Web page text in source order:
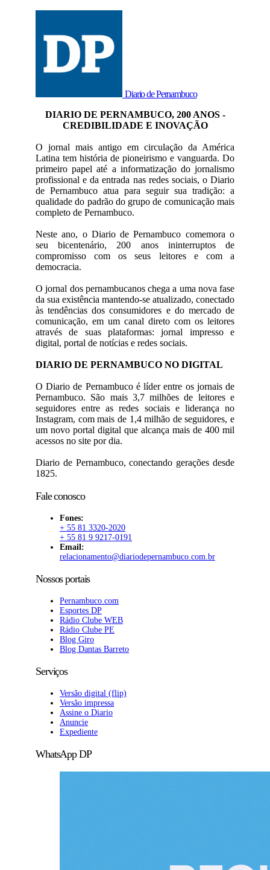
Diario de Pernambuco
DIARIO DE PERNAMBUCO, 200 ANOS -
CREDIBILIDADE E INOVAÇÃO
O jornal mais antigo em circulação da América
Latina tem história de pioneirismo e vanguarda. Do
primeiro papel até a informatização do jornalismo
profissional e da entrada nas redes sociais, o Diario
de Pernambuco atua para seguir sua tradição: a
qualidade do padrão do grupo de comunicação mais
completo de Pernambuco.
Neste ano, o Diario de Pernambuco comemora o
seu bicentenário, 200 anos ininterruptos de
compromisso com os seus leitores e com a
democracia.
O jornal dos pernambucanos chega a uma nova fase
da sua existência mantendo-se atualizado, conectado
às tendências dos consumidores e do mercado de
comunicação, em um canal direto com os leitores
através de suas plataformas: jornal impresso e
digital, portal de notícias e redes sociais.
DIARIO DE PERNAMBUCO NO DIGITAL
O Diario de Pernambuco é líder entre os jornais de
Pernambuco. São mais 3,7 milhões de leitores e
seguidores entre as redes sociais e liderança no
Instagram, com mais de 1,4 milhão de seguidores, e
um novo portal digital que alcança mais de 400 mil
acessos no site por dia.
Diario de Pernambuco, conectando gerações desde
1825.
Fale conosco
Fones:
+ 55 81 3320-2020
+ 55 81 9 9217-0191
Email:
relacionamento@diariodepernambuco.com.br
Nossos portais
Pernambuco.com
Esportes DP
Rádio Clube WEB
Rádio Clube PE
Blog Giro
Blog Dantas Barreto
Serviços
Versão digital (flip)
Versão impressa
Assine o Diario
Anuncie
Expediente
WhatsApp DP